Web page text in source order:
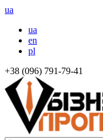
ua
ua
en
pl
+38 (096) 791-79-41